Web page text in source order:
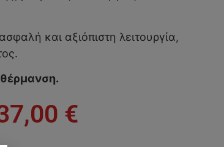
και αξιόπιστη λειτουργία,
θέρμανση.
€